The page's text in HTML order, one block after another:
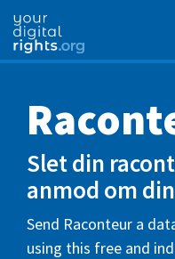
Slet din
anmod om
Send Raconteur a
using this free and